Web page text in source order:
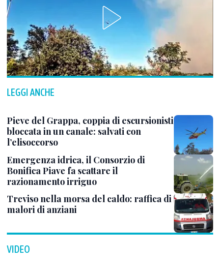
LEGGI ANCHE
Pieve del Grappa, coppia di escursionisti
bloccata in un canale: salvati con
l’elisoccorso
Emergenza idrica, il Consorzio di
Bonifica Piave fa scattare il
razionamento irriguo
Treviso nella morsa del caldo: raffica di
malori di anziani
VIDEO